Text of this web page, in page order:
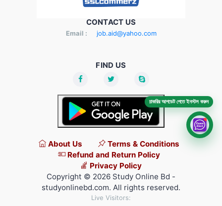
CONTACT US
Email : job.aid@yahoo.com
FIND US
About Us
Terms & Conditions
Refund and Return Policy
Privacy Policy
Copyright © 2026 Study Online Bd -
studyonlinebd.com. All rights reserved.
Live Visitors:
চাকরির আপডেট পেতে ইনস্টল করুন